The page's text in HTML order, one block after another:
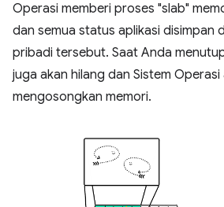
Operasi memberi proses "slab"
dan semua status aplikasi disimpan
pribadi tersebut. Saat Anda
juga akan hilang dan Sistem Operasi
mengosongkan memori.